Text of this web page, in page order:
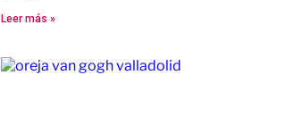
Leer más »